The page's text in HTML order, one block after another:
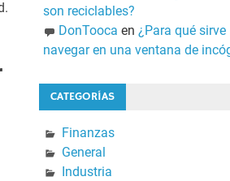
son reciclables?
DonTooca en ¿Para qué sirve
navegar en una ventana de
CATEGORÍAS
Finanzas
General
Industria